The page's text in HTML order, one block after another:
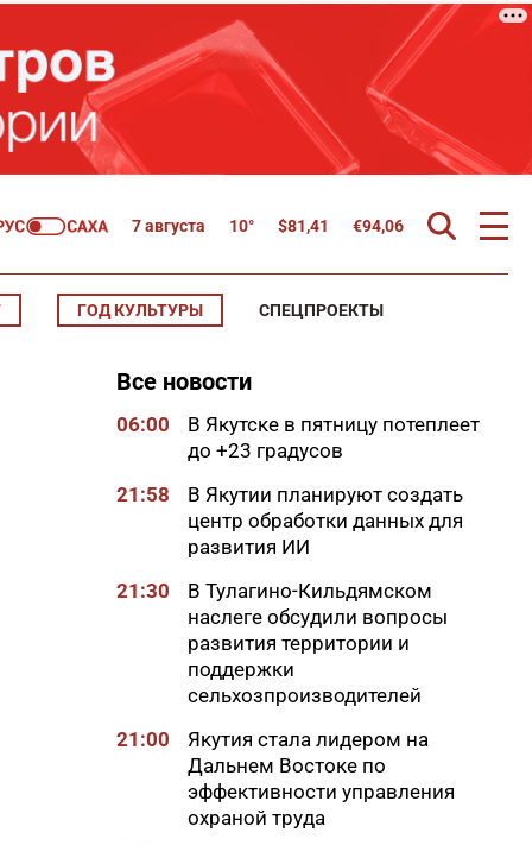
7 августа 10° $81,41 €94,06
ГОД КУЛЬТУРЫ СПЕЦПРОЕКТЫ
Все новости
06:00
В Якутске в пятницу потеплеет
до +23 градусов
21:58
В Якутии планируют создать
центр обработки данных для
развития ИИ
21:30
В Тулагино-Кильдямском
наслеге обсудили вопросы
развития территории и
поддержки
сельхозпроизводителей
21:00
Якутия стала лидером на
Дальнем Востоке по
эффективности управления
охраной труда